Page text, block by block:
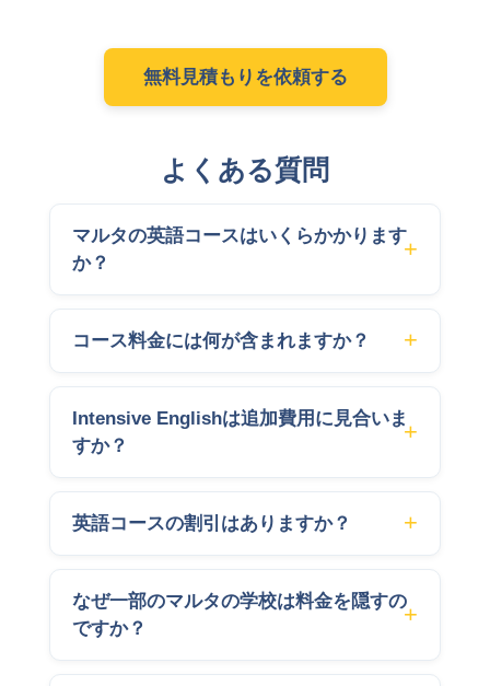
無料見積もりを依頼する
よくある質問
マルタの英語コースはいくらかかります
か？
コース料金には何が含まれますか？
Intensive Englishは追加費用に見合いま
すか？
英語コースの割引はありますか？
なぜ一部のマルタの学校は料金を隠すの
ですか？